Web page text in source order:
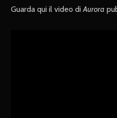
Guarda qui il video diAurora